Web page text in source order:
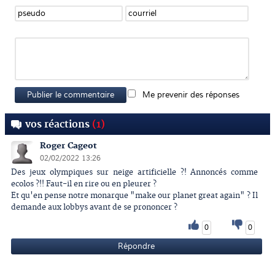
Publier le commentaire Me prevenir des réponses
vos réactions (1)
Roger Cageot
02/02/2022 13:26
Des jeux olympiques sur neige artificielle ?! Annoncés comme
ecolos ?!! Faut-il en rire ou en pleurer ?
Et qu'en pense notre monarque "make our planet great again" ? Il
demande aux lobbys avant de se prononcer ?
0 0
Répondre